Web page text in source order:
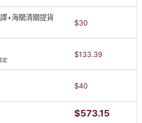
+海關清關提貨
$30
定
$133.39
$40
$573.15